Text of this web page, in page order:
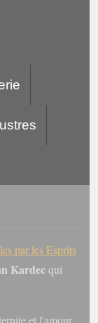
par les Esprits
Kardecqui
et l'amour